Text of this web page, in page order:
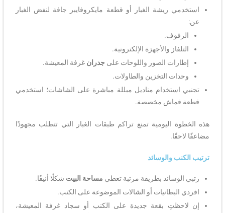
استخدمي ريشة الغبار أو قطعة مايكروفايبر جافة لنفض الغبار
عن:
الرفوف.
التلفاز والأجهزة الإلكترونية.
إطارات الصور واللوحات على جدران غرفة المعيشة.
وحدات التخزين والطاولات.
تجنبي استخدام مناديل مبللة مباشرة على الشاشات؛ استخدمي
قطعة قماش مخصصة.
هذه الخطوة اليومية تمنع تراكم طبقات الغبار التي تتطلب مجهودًا
مضاعفًا لاحقًا.
ترتيب الكنب والوسائد
رتبي الوسائد بطريقة مرتبة تعطي مساحة البيت شكلًا أنيقًا.
افردي البطانيات أو الشالات الموضوعة على الكنب.
إن لاحظتِ بقعة جديدة على الكنب أو سجاد غرفة المعيشة،